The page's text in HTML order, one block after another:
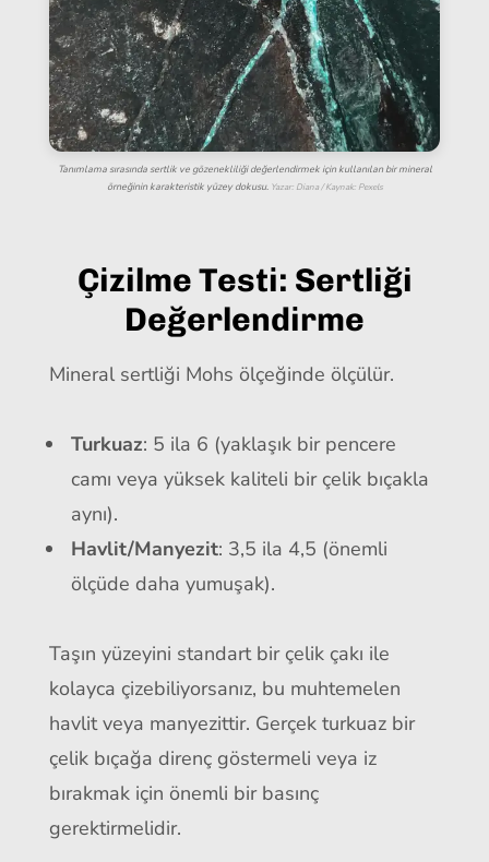
Tanımlama sırasında sertlik ve gözenekliliği değerlendirmek için kullanılan bir mineral
örneğinin karakteristik yüzey dokusu. Yazar: Diana / Kaynak: Pexels
Çizilme Testi: Sertliği
Değerlendirme
Mineral sertliği Mohs ölçeğinde ölçülür.
Turkuaz: 5 ila 6 (yaklaşık bir pencere
camı veya yüksek kaliteli bir çelik bıçakla
aynı).
Havlit/Manyezit: 3,5 ila 4,5 (önemli
ölçüde daha yumuşak).
Taşın yüzeyini standart bir çelik çakı ile
kolayca çizebiliyorsanız, bu muhtemelen
havlit veya manyezittir. Gerçek turkuaz bir
çelik bıçağa direnç göstermeli veya iz
bırakmak için önemli bir basınç
gerektirmelidir.